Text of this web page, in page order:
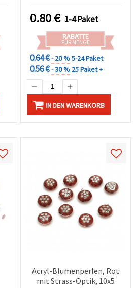
für Schmuckherstellung,
Armbänder & Halsketten
0.80€ 1-4 Paket
RABATTE
FÜR MENGE
0.64 €- 20 %5-24 Paket
0.56 €- 30 % 25 Paket +
IN DEN WARENKORB
Acryl-Blumenperlen, Rot
mit Strass-Optik, 10x5